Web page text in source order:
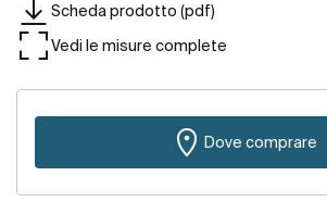
Scheda prodotto (pdf)
Vedi le misure complete
Dove comprare